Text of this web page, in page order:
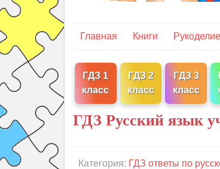
Главная Книги Рукоделие
ГДЗ 1
класс
ГДЗ 2
класс
ГДЗ 3
класс
ГДЗ Русский язык
Категория: ГДЗ ответы по